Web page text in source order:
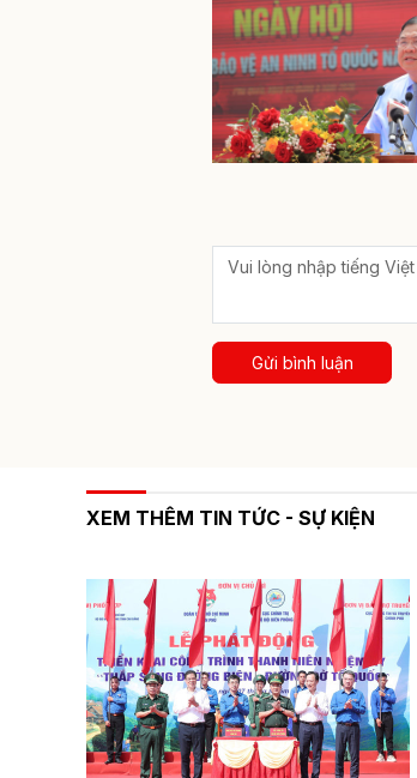
Gửi bình luận
XEM THÊM TIN TỨC - SỰ KIỆN